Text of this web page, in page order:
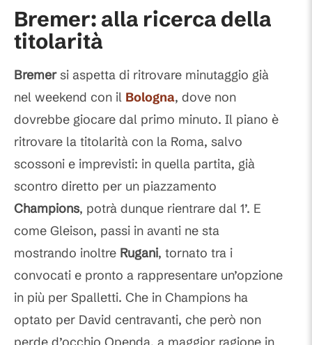
Bremer: alla ricerca della
titolarità
Bremersi aspetta di ritrovare minutaggio già
nel weekend con il Bologna, dove non
dovrebbe giocare dal primo minuto. Il piano è
ritrovare la titolarità con la Roma, salvo
scossoni e imprevisti: in quella partita, già
scontro diretto per un piazzamento
Champions, potrà dunque rientrare dal 1’. E
come Gleison, passi in avanti ne sta
mostrando inoltre Rugani, tornato tra i
convocati e pronto a rappresentare un’opzione
in più per Spalletti. Che in Champions ha
optato per David centravanti, che però non